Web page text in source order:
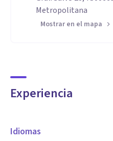
Metropolitana
Mostrar en el mapa
Experiencia
Idiomas